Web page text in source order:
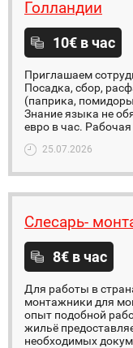
Голландии
10€ в час
Приглашаем
Посадка, сбор,
(паприка,
Знание языка не
евро в час.
25.07.2026
Слесарь-
8€ в час
Для работы в
монтажники для
опыт подобной
жильё
необходимых